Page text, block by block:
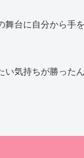
台に自分から手
気持ちが勝った